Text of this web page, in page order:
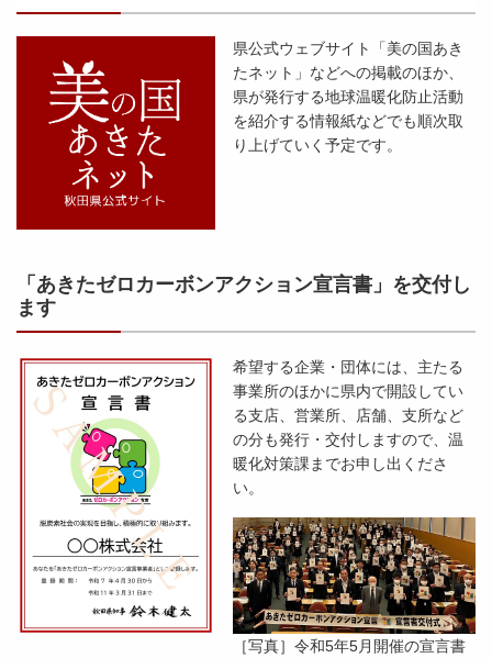
県公式ウェブサイト「美の国あき
たネット」などへの掲載のほか、
県が発行する地球温暖化防止活動
を紹介する情報紙などでも順次取
り上げていく予定です。
「あきたゼロカーボンアクション宣言書」を交付し
ます
希望する企業・団体には、主たる
事業所のほかに県内で開設してい
る支店、営業所、店舗、支所など
の分も発行・交付しますので、温
暖化対策課までお申し出くださ
い。
［写真］令和5年5月開催の宣言書